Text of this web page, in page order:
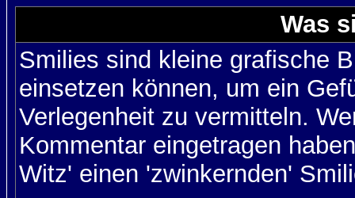
Was
Smilies sind kleine grafische
einsetzen können, um ein
Verlegenheit zu vermitteln.
Kommentar eingetragen
Witz' einen 'zwinkernden'